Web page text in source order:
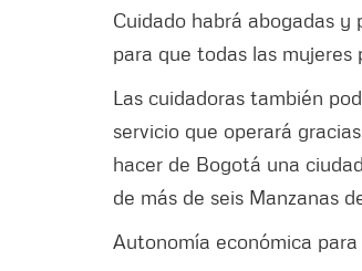
Cuidado habrá abogadas y
para que todas las
Las cuidadoras también
servicio que operará
hacer de Bogotá una
de más de seis Manzanas
Autonomía económica